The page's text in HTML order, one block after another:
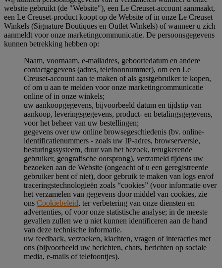
website gebruikt (de "Website"), een Le Creuset-account aanmaakt,
een Le Creuset-product koopt op de Website of in onze Le Creuset
Winkels (Signature Boutiques en Outlet Winkels) of wanneer u zich
aanmeldt voor onze marketingcommunicatie. De persoonsgegevens
kunnen betrekking hebben op:
Naam, voornaam, e-mailadres, geboortedatum en andere
contactgegevens (adres, telefoonnummer), om een Le
Creuset-account aan te maken of als gastgebruiker te kopen,
of om u aan te melden voor onze marketingcommunicatie
online of in onze winkels;
uw aankoopgegevens, bijvoorbeeld datum en tijdstip van
aankoop, leveringsgegevens, product- en betalingsgegevens,
voor het beheer van uw bestellingen;
gegevens over uw online browsegeschiedenis (bv. online-
identificatienummers - zoals uw IP-adres, browserversie,
besturingssysteem, duur van het bezoek, terugkerende
gebruiker, geografische oorsprong), verzameld tijdens uw
bezoeken aan de Website (ongeacht of u een geregistreerde
gebruiker bent of niet), door gebruik te maken van logs en/of
traceringstechnologieën zoals “cookies” (voor informatie over
het verzamelen van gegevens door middel van cookies, zie
ons Cookiebeleid, ter verbetering van onze diensten en
advertenties, of voor onze statistische analyse; in de meeste
gevallen zullen we u niet kunnen identificeren aan de hand
van deze technische informatie.
uw feedback, verzoeken, klachten, vragen of interacties met
ons (bijvoorbeeld uw berichten, chats, berichten op sociale
media, e-mails of telefoontjes).